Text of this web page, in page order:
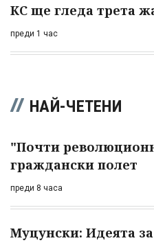
КС ще гледа трета
преди 1 час
НАЙ-ЧЕТЕНИ
"Почти
граждански полет
преди 8 часа
Муцунски: Идеята